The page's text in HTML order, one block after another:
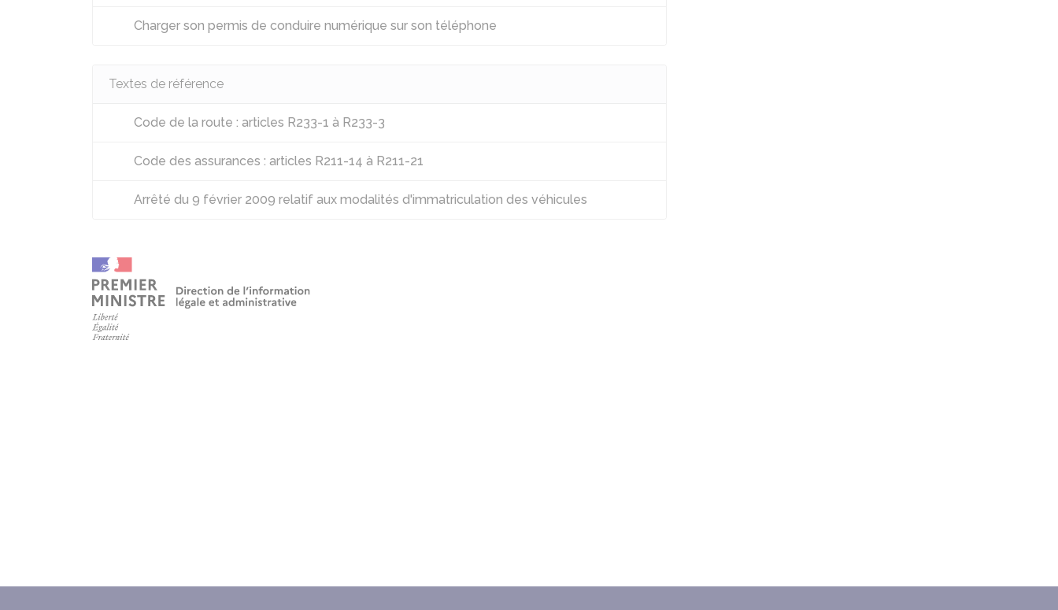
Charger son permis de conduire numérique sur son téléphone
Textes de référence
Code de la route : articles R233-1 à R233-3
Code des assurances : articles R211-14 à R211-21
Arrêté du 9 février 2009 relatif aux modalités d'immatriculation des véhicules